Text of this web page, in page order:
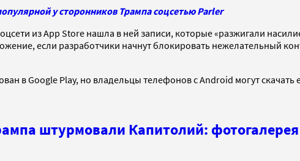
у сторонников Трампа соцсетью Parler
из App Store нашла в ней записи, которые «разжигали
если разработчики начнут блокировать нежелательный
в Google Play, но владельцы телефонов с Android могут
штурмовали Капитолий: фотогалерея